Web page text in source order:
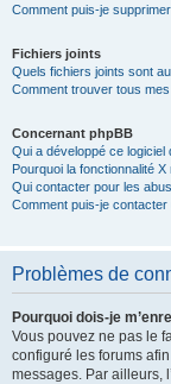
Comment puis-je
Fichiers joints
Quels fichiers joints sont
Comment trouver tous
Concernant phpBB
Qui a développé ce logiciel
Pourquoi la fonctionnalité X
Qui contacter pour les
Comment puis-je
Problèmes de
Pourquoi dois-je
Vous pouvez ne pas le
configuré les forums
messages. Par ailleurs,